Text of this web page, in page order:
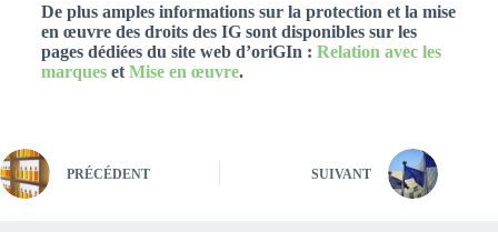
De plus amples informations sur la protection et la mise
en œuvre des droits des IG sont disponibles sur les
pages dédiées du site web d’oriGIn : Relation avec les
marqueset Mise en œuvre.
PRÉCÉDENT SUIVANT